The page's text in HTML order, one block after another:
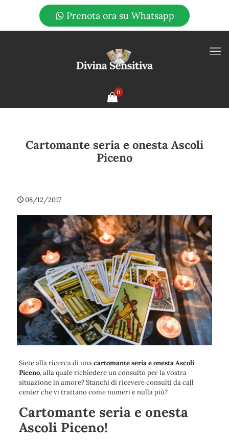
Prenota ora su Whatsapp
0
Cartomante seria e onesta Ascoli
Piceno
08/12/2017
Siete alla ricerca di unacartomante seria e onesta Ascoli
Piceno, alla quale richiedere un consulto per la vostra
situazione in amore? Stanchi di ricevere consulti da call
center che vi trattano come numeri e nulla più?
Cartomante seria e onesta
Ascoli Piceno!